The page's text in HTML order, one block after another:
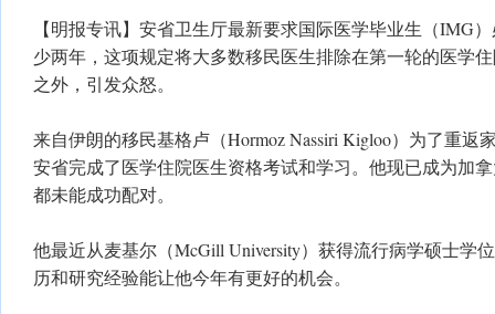
【明报专讯】安省卫生厅最新要求国际医学毕业生（IMG
少两年，这项规定将大多数移民医生排除在第一轮的医学
之外，引发众怒。
来自伊朗的移民基格卢（Hormoz Nassiri Kigloo）为了重返
安省完成了医学住院医生资格考试和学习。他现已成为加
都未能成功配对。
他最近从麦基尔（McGill University）获得流行病学硕士学
历和研究经验能让他今年有更好的机会。